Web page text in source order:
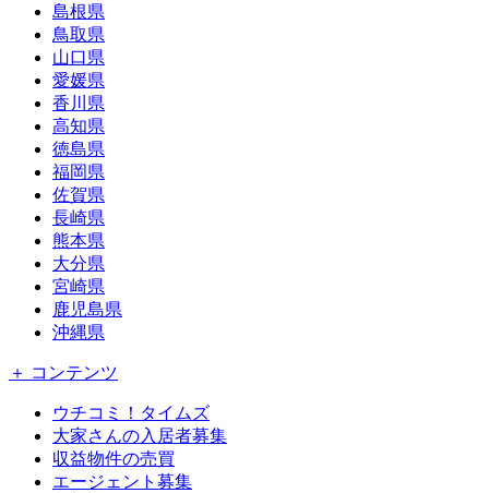
島根県
鳥取県
山口県
愛媛県
香川県
高知県
徳島県
福岡県
佐賀県
長崎県
熊本県
大分県
宮崎県
鹿児島県
沖縄県
＋ コンテンツ
ウチコミ！タイムズ
大家さんの入居者募集
収益物件の売買
エージェント募集